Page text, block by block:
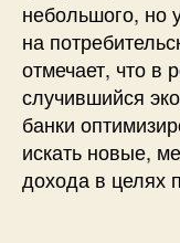
небольшого, но
на
отмечает, что в
случившийся
банки
искать новые,
дохода в целях